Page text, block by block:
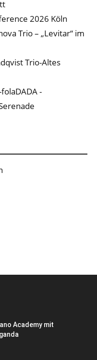
2026 Köln
Trio – „Levitar“ im
Trio-Altes
folaDADA -
Academy mit